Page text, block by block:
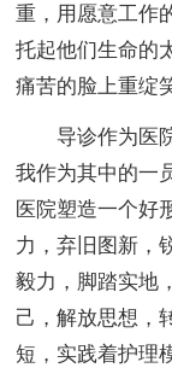
重，用愿意工作
托起他们生命的
痛苦的脸上重绽
导诊作为医
我作为其中的一
医院塑造一个好
力，弃旧图新，
毅力，脚踏实地
己，解放思想，
短，实践着护理